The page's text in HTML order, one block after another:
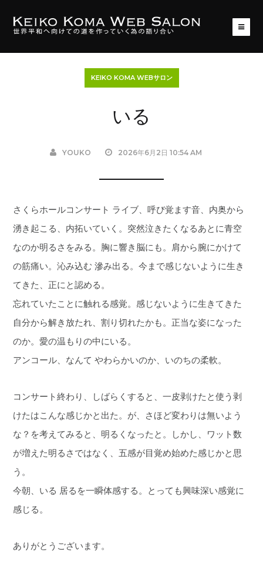
KEIKO KOMA WEBサロン
いる
YOUKO 2026年6月2日 10:54 AM
さくらホールコンサート ライブ、呼び覚ます音、内奥から
湧き起こる、内拓いていく。突然泣きたくなるあとに青空
なのか明るさをみる。胸に響き脳にも。肩から腕にかけて
の筋痛い。沁み込む 滲み出る。今まで感じないように生き
てきた、正にと認める。
忘れていたことに触れる感覚。感じないように生きてきた
自分から解き放たれ、割り切れたかも。正当な姿になった
のか。愛の温もりの中にいる。
アンコール、なんて やわらかいのか、いのちの柔軟。
コンサート終わり、しばらくすると、一皮剥けたと使う剥
けたはこんな感じかと出た。が、さほど変わりは無いよう
な？を考えてみると、明るくなったと。しかし、ワット数
が増えた明るさではなく、五感が目覚め始めた感じかと思
う。
今朝、いる 居るを一瞬体感する。とっても興味深い感覚に
感じる。
ありがとうございます。